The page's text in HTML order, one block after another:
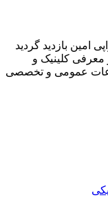
امین بازدید گردید
معرفی کلینیک و
عمومی و تخصصی